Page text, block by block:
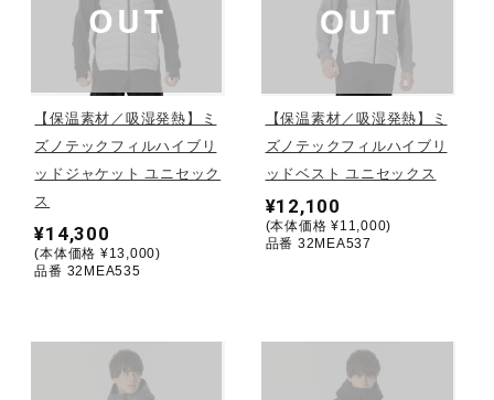
柔道
ウィンタースポーツ
ワーキング
ウォーキングシューズ
【保温素材／吸湿発熱】ミ
ズノテックフィルハイブリ
ッドジャケット ユニセック
ス
¥14,300
(本体価格 ¥13,000)
品番 32MEA535
【保温素材／吸湿発熱】ミ
ズノテックフィルハイブリ
ッドベスト ユニセックス
¥12,100
(本体価格 ¥11,000)
品番 32MEA537